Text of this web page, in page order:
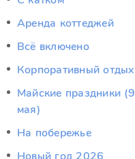
Аренда коттеджей
Всё включено
Корпоративный отдых
Майские праздники (9
мая)
На побережье